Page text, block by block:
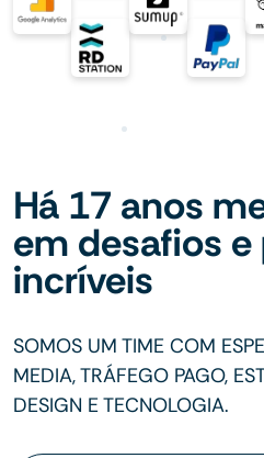
Há 17 anos
em desafios
incríveis
SOMOS UM TIME COM
MEDIA, TRÁFEGO PAGO,
DESIGN E TECNOLOGIA.